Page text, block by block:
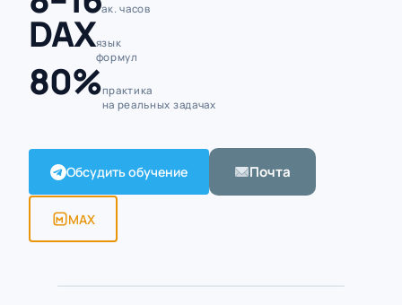
ак. часов
DAXязык
формул
80%практика
на реальных задачах
Обсудить обучение Почта
MAX